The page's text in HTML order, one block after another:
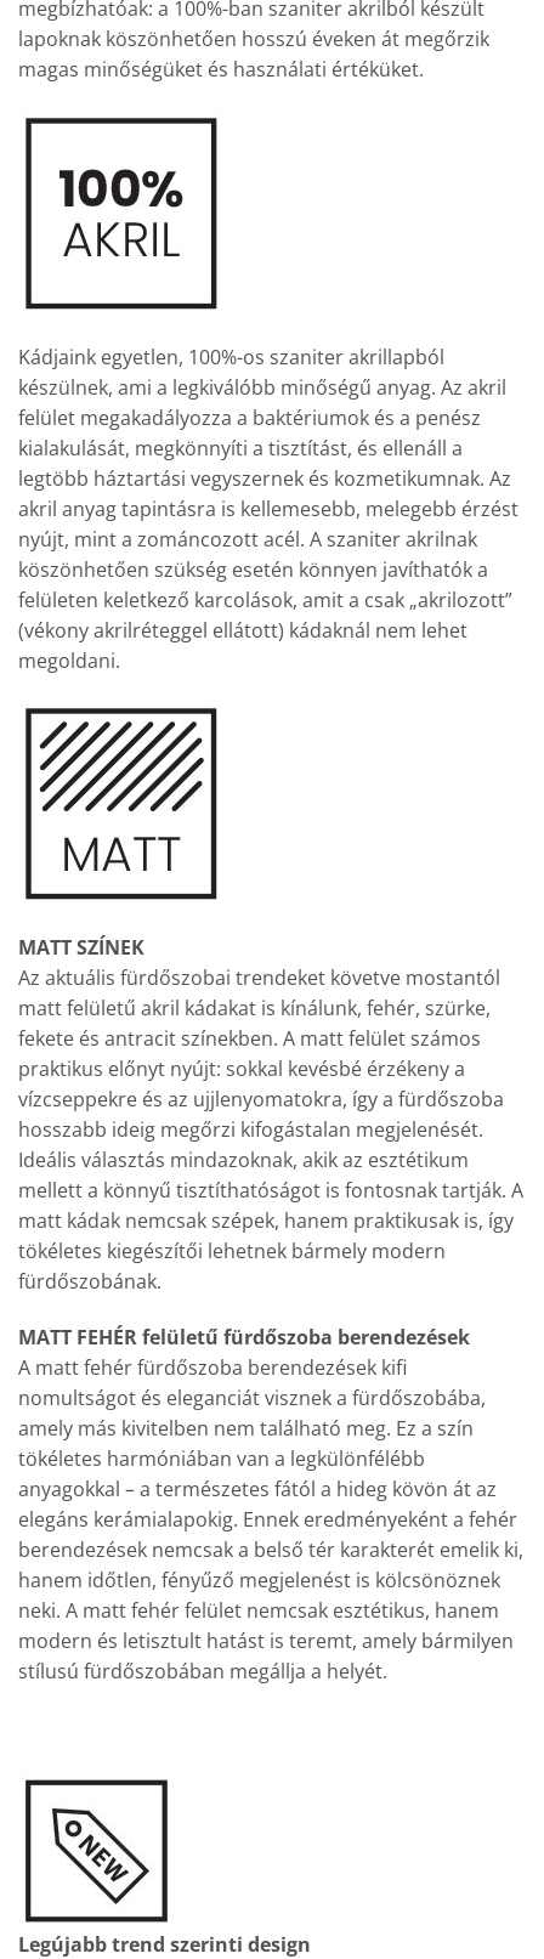
megbízhatóak: a 100%-ban szaniter akrilból készült
lapoknak köszönhetően hosszú éveken át megőrzik
magas minőségüket és használati értéküket.
Kádjaink egyetlen, 100%-os szaniter akrillapból
készülnek, ami a legkiválóbb minőségű anyag. Az akril
felület megakadályozza a baktériumok és a penész
kialakulását, megkönnyíti a tisztítást, és ellenáll a
legtöbb háztartási vegyszernek és kozmetikumnak. Az
akril anyag tapintásra is kellemesebb, melegebb érzést
nyújt, mint a zománcozott acél. A szaniter akrilnak
köszönhetően szükség esetén könnyen javíthatók a
felületen keletkező karcolások, amit a csak „akrilozott”
(vékony akrilréteggel ellátott) kádaknál nem lehet
megoldani.
MATT SZÍNEK
Az aktuális fürdőszobai trendeket követve mostantól
matt felületű akril kádakat is kínálunk, fehér, szürke,
fekete és antracit színekben. A matt felület számos
praktikus előnyt nyújt: sokkal kevésbé érzékeny a
vízcseppekre és az ujjlenyomatokra, így a fürdőszoba
hosszabb ideig megőrzi kifogástalan megjelenését.
Ideális választás mindazoknak, akik az esztétikum
mellett a könnyű tisztíthatóságot is fontosnak tartják. A
matt kádak nemcsak szépek, hanem praktikusak is, így
tökéletes kiegészítői lehetnek bármely modern
fürdőszobának.
MATT FEHÉR felületű fürdőszoba berendezések
A matt fehér fürdőszoba berendezések kifi
nomultságot és eleganciát visznek a fürdőszobába,
amely más kivitelben nem található meg. Ez a szín
tökéletes harmóniában van a legkülönfélébb
anyagokkal – a természetes fától a hideg kövön át az
elegáns kerámialapokig. Ennek eredményeként a fehér
berendezések nemcsak a belső tér karakterét emelik ki,
hanem időtlen, fényűző megjelenést is kölcsönöznek
neki. A matt fehér felület nemcsak esztétikus, hanem
modern és letisztult hatást is teremt, amely bármilyen
stílusú fürdőszobában megállja a helyét.
Legújabb trend szerinti design